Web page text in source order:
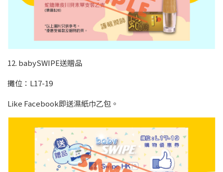
12. babySWIPE送贈品
攤位：L17-19
Like Facebook即送濕紙巾乙包。